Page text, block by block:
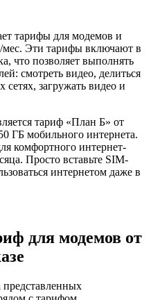
тарифы для модемов и
мес. Эти тарифы включают в
что позволяет выполнять
смотреть видео, делиться
загружать видео и
тариф «План Б» от
ГБ мобильного интернета.
комфортного интернет-
Просто вставьте SIM-
интернетом даже в
для модемов от